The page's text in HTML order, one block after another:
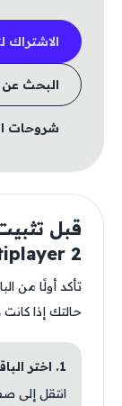
الاشتراك
البحث عن
شروحات
2
تأكد أولًا من
حالتك إذا
1. اختر الباقة المناسبة
انتقل إلى